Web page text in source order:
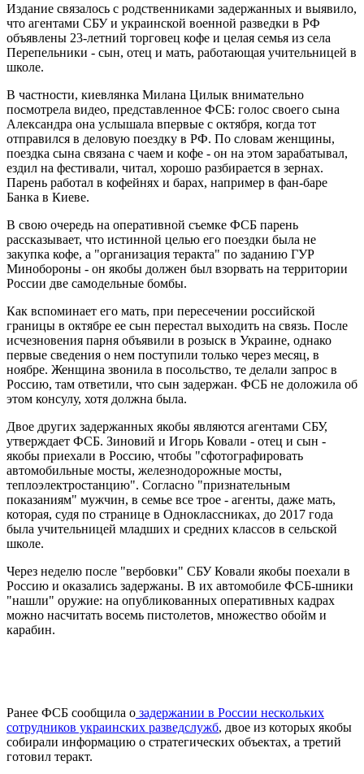
Издание связалось с родственниками задержанных и выявило,
что агентами СБУ и украинской военной разведки в РФ
объявлены 23-летний торговец кофе и целая семья из села
Перепельники - сын, отец и мать, работающая учительницей в
школе.
В частности, киевлянка Милана Цилык внимательно
посмотрела видео, представленное ФСБ: голос своего сына
Александра она услышала впервые с октября, когда тот
отправился в деловую поездку в РФ. По словам женщины,
поездка сына связана с чаем и кофе - он на этом зарабатывал,
ездил на фестивали, читал, хорошо разбирается в зернах.
Парень работал в кофейнях и барах, например в фан-баре
Банка в Киеве.
В свою очередь на оперативной съемке ФСБ парень
рассказывает, что истинной целью его поездки была не
закупка кофе, а "организация теракта" по заданию ГУР
Минобороны - он якобы должен был взорвать на территории
России две самодельные бомбы.
Как вспоминает его мать, при пересечении российской
границы в октябре ее сын перестал выходить на связь. После
исчезновения парня объявили в розыск в Украине, однако
первые сведения о нем поступили только через месяц, в
ноябре. Женщина звонила в посольство, те делали запрос в
Россию, там ответили, что сын задержан. ФСБ не доложила об
этом консулу, хотя должна была.
Двое других задержанных якобы являются агентами СБУ,
утверждает ФСБ. Зиновий и Игорь Ковали - отец и сын -
якобы приехали в Россию, чтобы "сфотографировать
автомобильные мосты, железнодорожные мосты,
теплоэлектростанцию". Согласно "признательным
показаниям" мужчин, в семье все трое - агенты, даже мать,
которая, судя по странице в Одноклассниках, до 2017 года
была учительницей младших и средних классов в сельской
школе.
Через неделю после "вербовки" СБУ Ковали якобы поехали в
Россию и оказались задержаны. В их автомобиле ФСБ-шники
"нашли" оружие: на опубликованных оперативных кадрах
можно насчитать восемь пистолетов, множество обойм и
карабин.
Ранее ФСБ сообщила о задержании в России нескольких
сотрудников украинских разведслужб, двое из которых якобы
собирали информацию о стратегических объектах, а третий
готовил теракт.